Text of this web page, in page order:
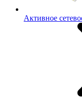
Активное